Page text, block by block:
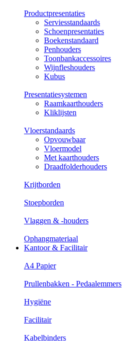
Productpresentaties
Serviesstandaards
Schoenpresentaties
Boekenstandaard
Penhouders
Toonbankaccessoires
Wijnfleshouders
Kubus
Presentatiesystemen
Raamkaarthouders
Kliklijsten
Vloerstandaards
Opvouwbaar
Vloermodel
Met kaarthouders
Draadfolderhouders
Krijtborden
Stoepborden
Vlaggen & -houders
Ophangmateriaal
Kantoor & Facilitair
A4 Papier
Prullenbakken - Pedaalemmers
Hygiëne
Facilitair
Kabelbinders